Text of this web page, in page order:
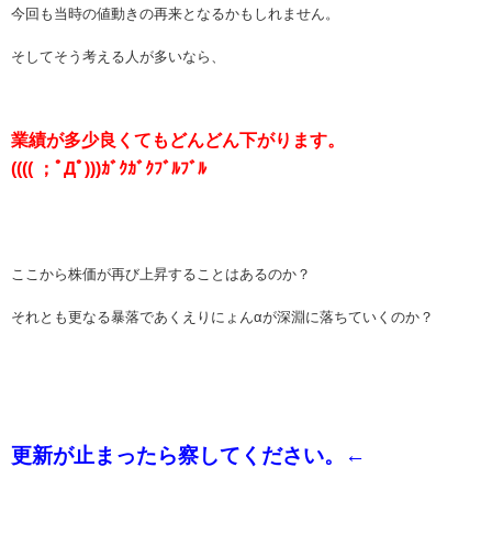
今回も当時の値動きの再来となるかもしれません。
そしてそう考える人が多いなら、
業績が多少良くてもどんどん下がります。
(((( ；ﾟДﾟ)))ｶﾞｸｶﾞｸﾌﾞﾙﾌﾞﾙ
ここから株価が再び上昇することはあるのか？
それとも更なる暴落であくえりにょんαが深淵に落ちていくのか？
更新が止まったら察してください。←